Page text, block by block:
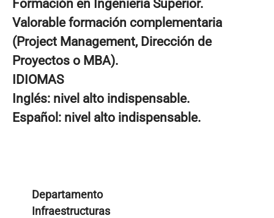
Formación en Ingeniería Superior.
Valorable formación complementaria
(Project Management, Dirección de
Proyectos o MBA).
IDIOMAS
Inglés: nivel alto indispensable.
Español: nivel alto indispensable.
Departamento
Infraestructuras